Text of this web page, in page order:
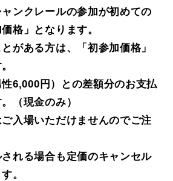
ャンクレールの参加が初めての
格」となります。
がある方は、「初参加価格」
6,000円）との差額分のお支払
（現金のみ）
ご入場いただけませんのでご注
される場合も定価のキャンセル
。